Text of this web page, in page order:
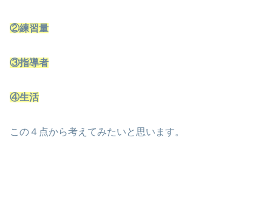
②練習量
③指導者
④生活
この４点から考えてみたいと思います。